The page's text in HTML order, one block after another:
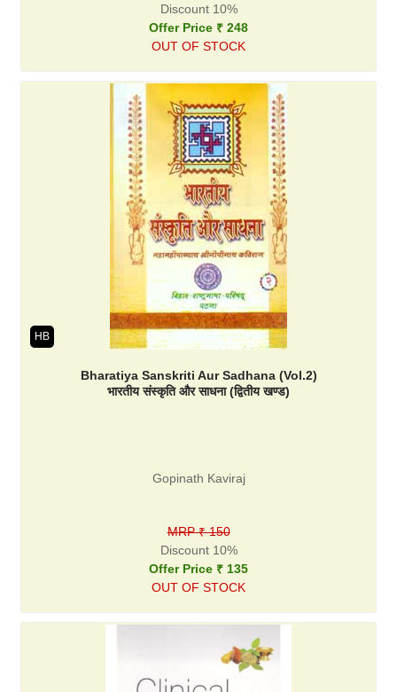
Discount 10%
Offer Price ₹ 248
OUT OF STOCK
HB
Bharatiya Sanskriti Aur Sadhana (Vol.2)
भारतीय संस्कृति और साधना (द्वितीय खण्ड)
Gopinath Kaviraj
MRP ₹ 150
Discount 10%
Offer Price ₹ 135
OUT OF STOCK